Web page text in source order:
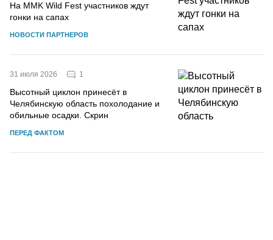
На MMK Wild Fest участников ждут
гонки на сапах
НОВОСТИ ПАРТНЕРОВ
31 июля 2026 1
Высотный циклон принесёт в
Челябинскую область похолодание и
обильные осадки. Скрин
ПЕРЕД ФАКТОМ